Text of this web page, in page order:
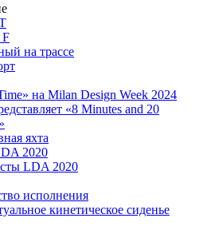
на трассе
на Milan Design Week 2024
«8 Minutes and 20
яхта
2020
LDA 2020
исполнения
кинетическое сиденье